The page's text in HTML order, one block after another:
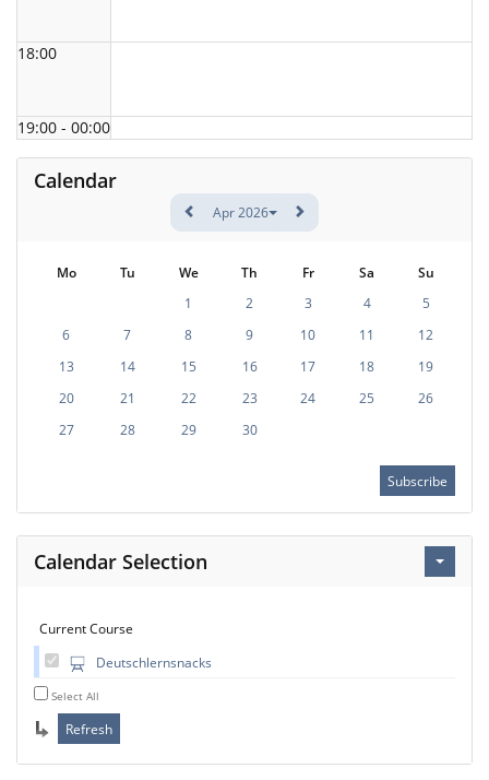
18:00
19:00 - 00:00
Calendar
Apr 2026
Mo Tu We Th Fr Sa
Su
1
2 3 4
5
6
7 8 9 10 11
12
13
14 15 16 17 18
19
20
21 22 23 24 25
26
27
28 29 30
Subscribe
Calendar Selection
Current Course
Deutschlernsnacks
Select All